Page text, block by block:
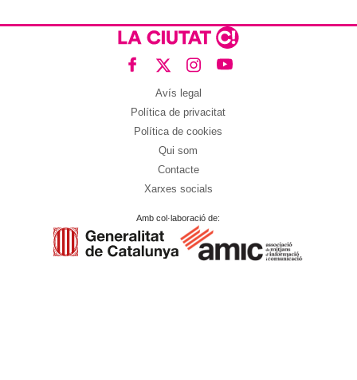
Avís legal
Política de privacitat
Política de cookies
Qui som
Contacte
Xarxes socials
Amb col·laboració de: